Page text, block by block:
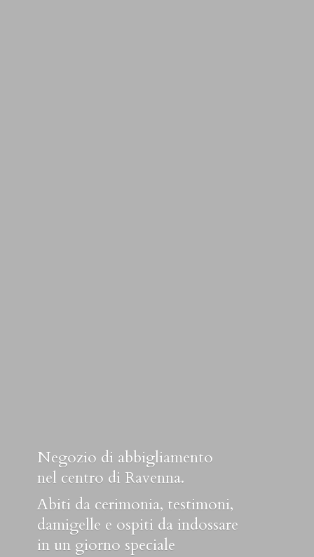
Negozio di abbigliamento
nel centro di Ravenna.
Abiti da cerimonia, testimoni,
damigelle e ospiti da indossare
in un giorno speciale